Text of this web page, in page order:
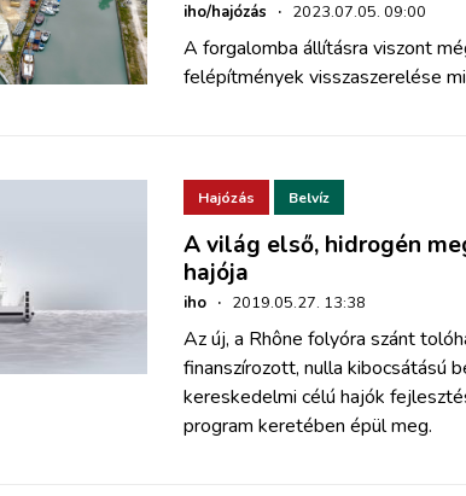
iho/hajózás · 2023.07.05. 09:00
A forgalomba állításra viszont
felépítmények visszaszerelése
Hajózás Belvíz
A világ első, hidrogén
hajója
iho · 2019.05.27. 13:38
Az új, a Rhône folyóra szánt
finanszírozott, nulla kibocsátású
kereskedelmi célú hajók
program keretében épül meg.